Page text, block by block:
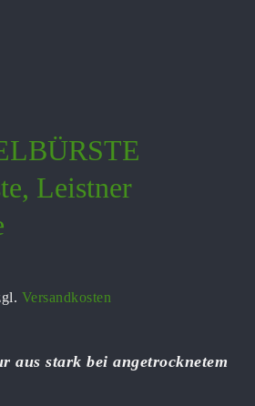
Leistner
Versandkosten
aus stark bei angetrocknetem